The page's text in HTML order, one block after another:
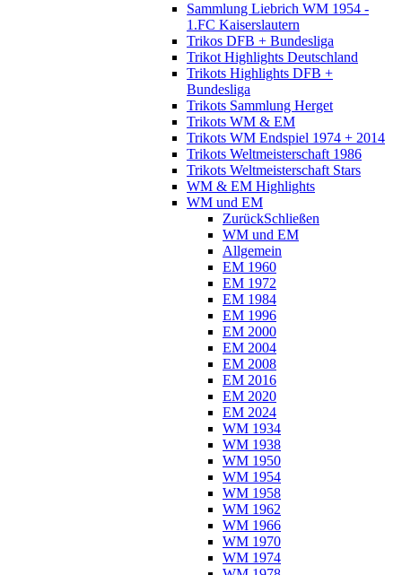
Sammlung Liebrich WM 1954 -
1.FC Kaiserslautern
Trikos DFB + Bundesliga
Trikot Highlights Deutschland
Trikots Highlights DFB +
Bundesliga
Trikots Sammlung Herget
Trikots WM & EM
Trikots WM Endspiel 1974 + 2014
Trikots Weltmeisterschaft 1986
Trikots Weltmeisterschaft Stars
WM & EM Highlights
WM und EM
ZurückSchließen
WM und EM
Allgemein
EM 1960
EM 1972
EM 1984
EM 1996
EM 2000
EM 2004
EM 2008
EM 2016
EM 2020
EM 2024
WM 1934
WM 1938
WM 1950
WM 1954
WM 1958
WM 1962
WM 1966
WM 1970
WM 1974